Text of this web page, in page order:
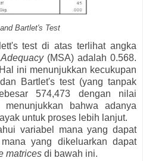
Bartlet's Test
test di atas terlihat angka
(MSA) adalah 0.568.
ini menunjukkan kecukupan
Bartlet's test (yang tanpak
574,473 dengan nilai
bahwa adanya
untuk proses lebih lanjut.
variabel mana yang dapat
yang dikeluarkan dapat
matrices di bawah ini.